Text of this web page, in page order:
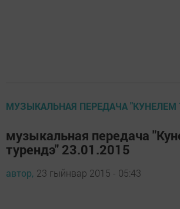
МУЗЫКАЛЬНАЯ ПЕРЕДАЧА "КУНЕЛЕМ
музыкальная передача
турендэ" 23.01.2015
автор, 23 гыйнвар 2015 - 05:43